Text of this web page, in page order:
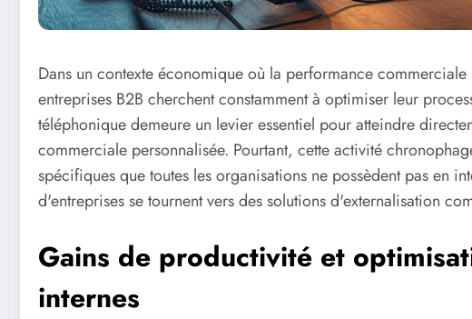
Dans un contexte économique où la performance
entreprises B2B cherchent constamment à optimiser leur
téléphonique demeure un levier essentiel pour atteindre
commerciale personnalisée. Pourtant, cette activité
spécifiques que toutes les organisations ne possèdent pas en
d'entreprises se tournent vers des solutions d'externalisation
Gains de productivité et
internes